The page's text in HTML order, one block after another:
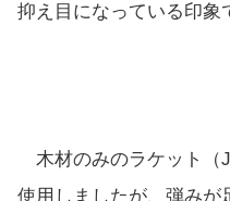
抑え目になっている印象
木材のみのラケット（
使用しましたが、弾みが